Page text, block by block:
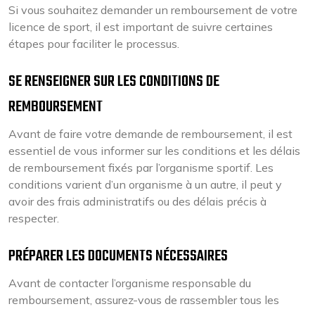
Si vous souhaitez demander un remboursement de votre
licence de sport, il est important de suivre certaines
étapes pour faciliter le processus.
SE RENSEIGNER SUR LES CONDITIONS DE
REMBOURSEMENT
Avant de faire votre demande de remboursement, il est
essentiel de vous informer sur les conditions et les délais
de remboursement fixés par l’organisme sportif. Les
conditions varient d’un organisme à un autre, il peut y
avoir des frais administratifs ou des délais précis à
respecter.
PRÉPARER LES DOCUMENTS NÉCESSAIRES
Avant de contacter l’organisme responsable du
remboursement, assurez-vous de rassembler tous les